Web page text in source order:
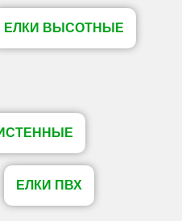
ЕЛКИ ВЫСОТНЫЕ
ЕЛКИ ПВХ